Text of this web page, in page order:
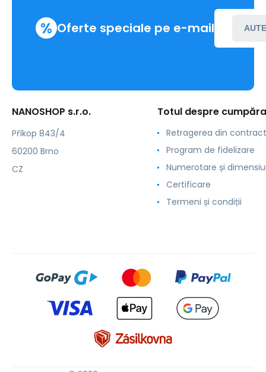
% Oferte speciale pe e-mail
NANOSHOP s.r.o.
Příkop 843/4
60200 Brno
CZ
Totul despre
Retragerea din contract
Program de fidelizare
Numerotare și
Certificare
Termeni și condiții